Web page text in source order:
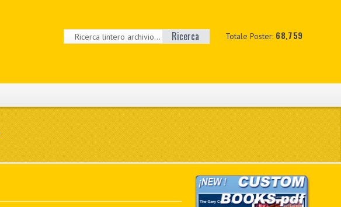
Totale Poster: 68,759
Ricerca